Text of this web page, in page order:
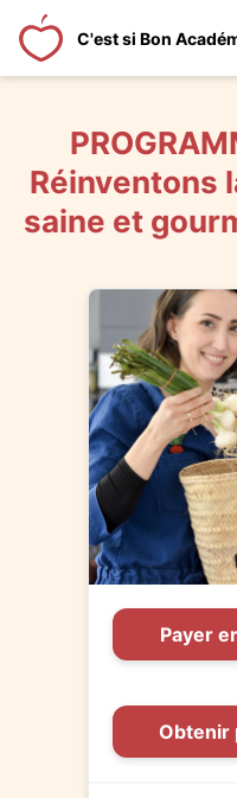
C'est si Bon
Réinventons
saine et
Payer
Obtenir